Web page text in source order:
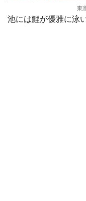
東
池には鯉が優雅に泳